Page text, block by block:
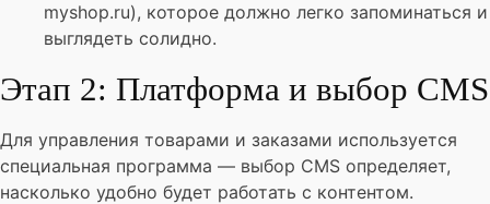
myshop.ru), которое должно легко запоминаться и
выглядеть солидно.
Этап 2: Платформа и выбор CMS
Для управления товарами и заказами используется
специальная программа — выбор CMS определяет,
насколько удобно будет работать с контентом.